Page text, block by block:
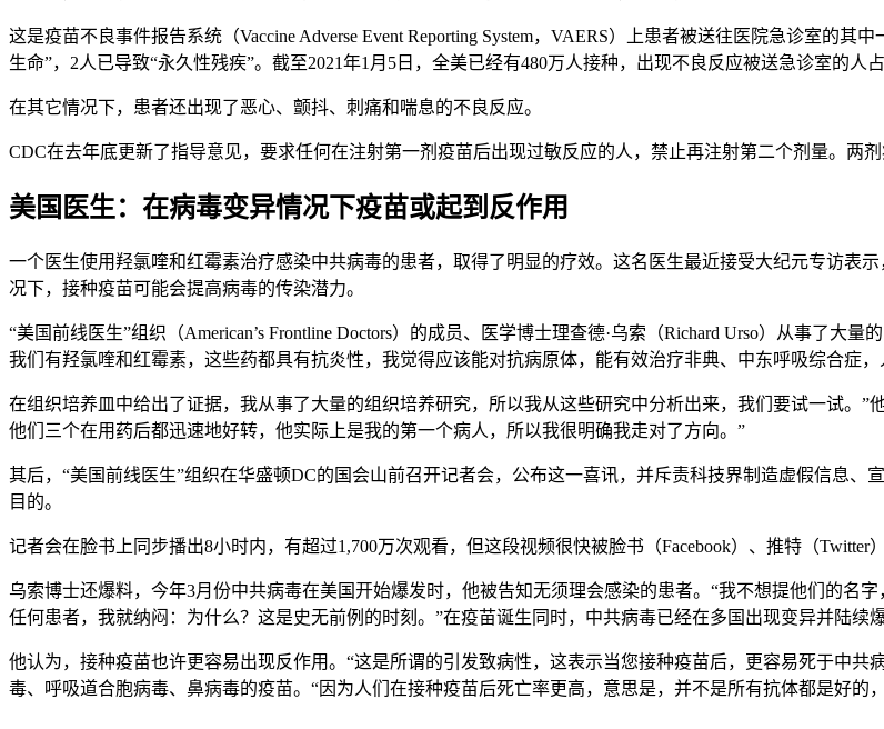
这是疫苗不良事件报告系统（Vaccine Adverse Event Reporting System，VAERS）上患者被送往医院急诊室的
生命”，2人已导致“永久性残疾”。截至2021年1月5日，全美已经有480万人接种，出现不良反应被送急诊室的人占
在其它情况下，患者还出现了恶心、颤抖、刺痛和喘息的不良反应。
CDC在去年底更新了指导意见，要求任何在注射第一剂疫苗后出现过敏反应的人，禁止再注射第二个剂量。两剂
美国医生：在病毒变异情况下疫苗或起到反作用
一个医生使用羟氯喹和红霉素治疗感染中共病毒的患者，取得了明显的疗效。这名医生最近接受大纪元专访表
况下，接种疫苗可能会提高病毒的传染潜力。
“美国前线医生”组织（American’s Frontline Doctors）的成员、医学博士理查德·乌索（Richard Urso）从事了大
我们有羟氯喹和红霉素，这些药都具有抗炎性，我觉得应该能对抗病原体，能有效治疗非典、中东呼吸综合症，
在组织培养皿中给出了证据，我从事了大量的组织培养研究，所以我从这些研究中分析出来，我们要试一试。”
他们三个在用药后都迅速地好转，他实际上是我的第一个病人，所以我很明确我走对了方向。”
其后，“美国前线医生”组织在华盛顿DC的国会山前召开记者会，公布这一喜讯，并斥责科技界制造虚假信息
目的。
记者会在脸书上同步播出8小时内，有超过1,700万次观看，但这段视频很快被脸书（Facebook）、推特（Twitter
乌索博士还爆料，今年3月份中共病毒在美国开始爆发时，他被告知无须理会感染的患者。“我不想提他们的名
任何患者，我就纳闷：为什么？这是史无前例的时刻。”在疫苗诞生同时，中共病毒已经在多国出现变异并陆续
他认为，接种疫苗也许更容易出现反作用。“这是所谓的引发致病性，这表示当您接种疫苗后，更容易死于中
毒、呼吸道合胞病毒、鼻病毒的疫苗。“因为人们在接种疫苗后死亡率更高，意思是，并不是所有抗体都是好的